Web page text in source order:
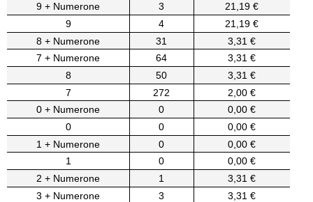
9 + Numerone
3
21,19 €
9
4
21,19 €
8 + Numerone
31
3,31 €
7 + Numerone
64
3,31 €
8
50
3,31 €
7
272
2,00 €
0 + Numerone
0
0,00 €
0
0
0,00 €
1 + Numerone
0
0,00 €
1
0
0,00 €
2 + Numerone
1
3,31 €
3 + Numerone
3
3,31 €